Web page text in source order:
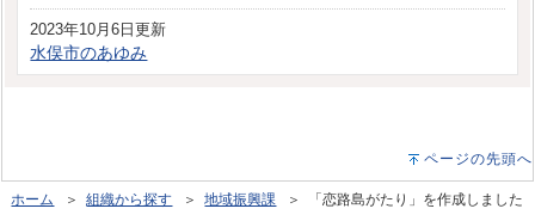
2023年10月6日更新
水俣市のあゆみ
ページの先頭へ
ホーム ＞組織から探す ＞地域振興課 ＞ 「恋路島がたり」を作成しました